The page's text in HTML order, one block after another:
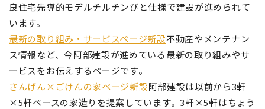
良住宅先導的モデルチルチンびと仕様で建設が進められて
います。
最新の取り組み・サービスページ新設不動産やメンテナン
ス情報など、今阿部建設が進めている最新の取り組みやサ
ービスをお伝えするページです。
さんげん×ごけんの家ページ新設阿部建設は以前から3軒
×5軒ベースの家造りを提案しています。3軒×5軒はちょう